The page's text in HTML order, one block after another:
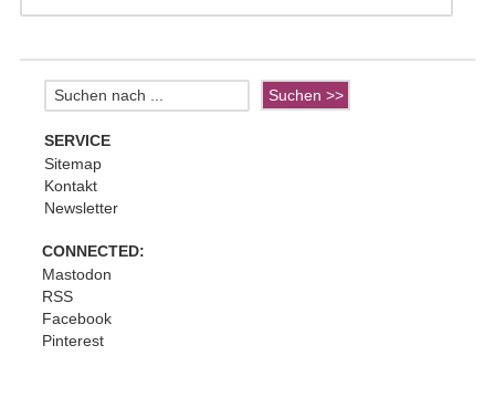
SERVICE
Sitemap
Kontakt
Newsletter
CONNECTED:
Mastodon
RSS
Facebook
Pinterest